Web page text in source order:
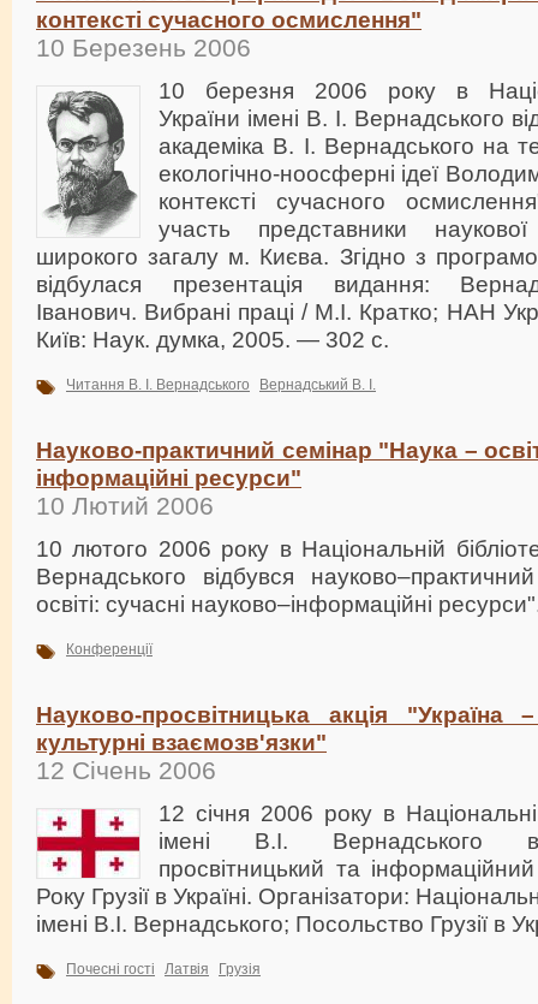
контексті сучасного осмислення"
10 Березень 2006
10 березня 2006 року в
України імені В. І. Вернадського
академіка В. І. Вернадського на
екологічно-ноосферні ідеї
контексті сучасного
участь представники
широкого загалу м. Києва. Згідно з
відбулася презентація видання:
Іванович. Вибрані праці / М.І. Кратко; НАН
Київ: Наук. думка, 2005. — 302 с.
Читання В. І. Вернадського Вернадський В. І.
Науково-практичний семінар "Наука –
інформаційні ресурси"
10 Лютий 2006
10 лютого 2006 року в Національній
Вернадського відбувся
освіті: сучасні науково–інформаційні
Конференції
Науково-просвітницька акція "Україна
культурні взаємозв'язки"
12 Січень 2006
12 січня 2006 року в
імені В.І. Вернадського
просвітницький та
Року Грузії в Україні. Організатори:
імені В.І. Вернадського; Посольство Грузії в
Почесні гості Латвія Грузія